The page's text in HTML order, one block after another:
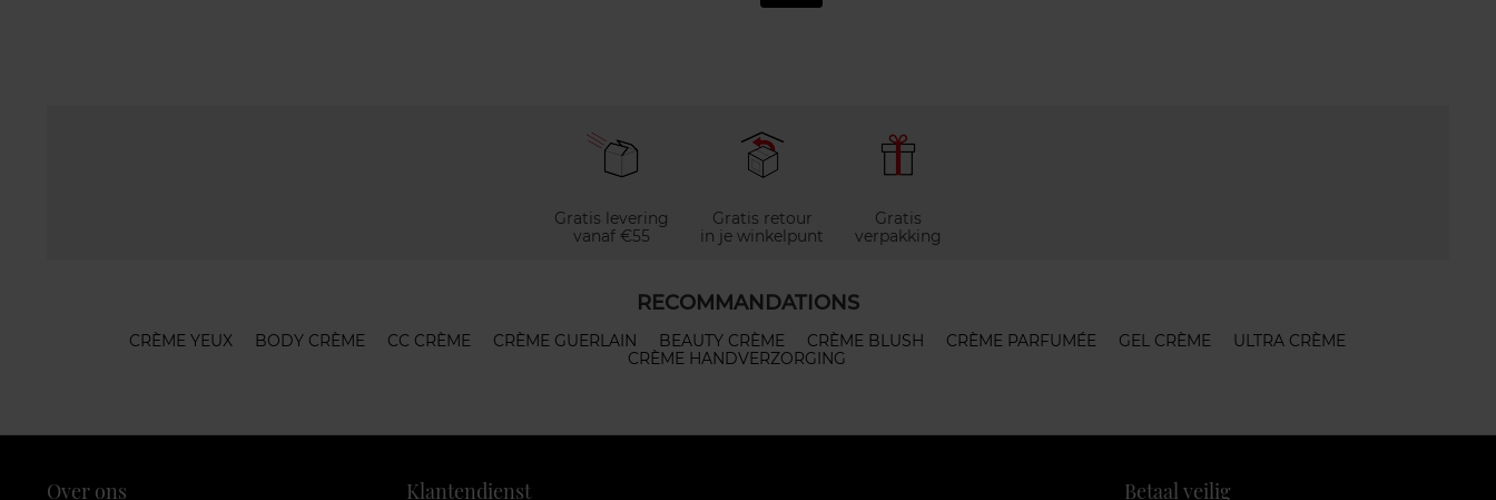
Gratis levering
vanaf €55
Gratis retour
in je winkelpunt
Gratis
verpakking
RECOMMANDATIONS
CRÈME YEUX BODY CRÈME CC CRÈME CRÈME GUERLAIN BEAUTY CRÈME CRÈME BLUSH CRÈME PARFUMÉE GEL CRÈME
ULTRA CRÈME
CRÈME HANDVERZORGING
Over ons Klantendienst Betaal veilig